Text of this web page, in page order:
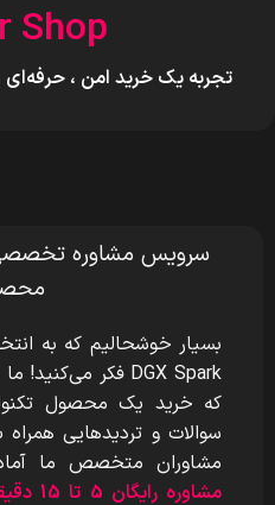
Shop
تجربه یک خرید امن ، حرفه‌ای
سرویس مشاوره
بسیار خوشحالیم که به
DGX Spark فکر می‌کنید!
که خرید یک محصول
سوالات و تردیدهایی
مشاوران متخصص ما
مشاوره رایگان 5 تا 15 دقیقه‌ای